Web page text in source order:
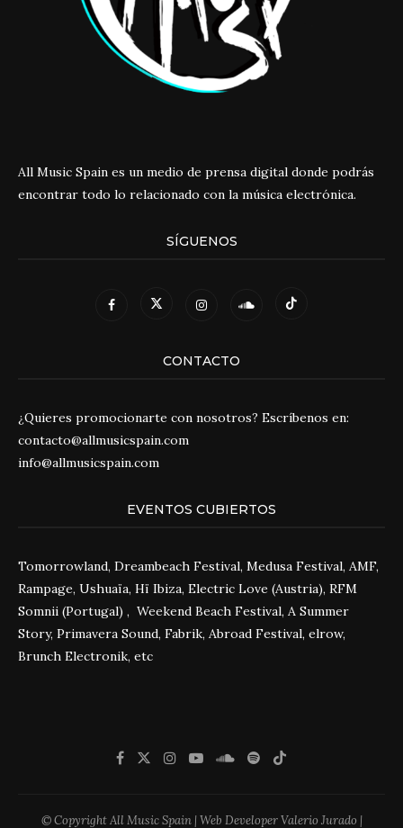
All Music Spain es un medio de prensa digital donde podrás
encontrar todo lo relacionado con la música electrónica.
SÍGUENOS
CONTACTO
¿Quieres promocionarte con nosotros? Escríbenos en:
contacto@allmusicspain.com
info@allmusicspain.com
EVENTOS CUBIERTOS
Tomorrowland, Dreambeach Festival, Medusa Festival, AMF,
Rampage, Ushuaïa, Hï Ibiza, Electric Love (Austria), RFM
Somnii (Portugal) , Weekend Beach Festival, A Summer
Story, Primavera Sound, Fabrik, Abroad Festival, elrow,
Brunch Electronik, etc
© Copyright All Music Spain | Web Developer Valerio Jurado |